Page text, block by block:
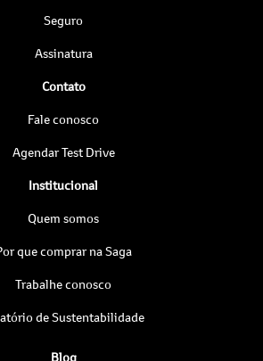
Seguro
Assinatura
Contato
Fale conosco
Agendar Test Drive
Institucional
Quem somos
que comprar na Saga
Trabalhe conosco
de Sustentabilidade
Blog